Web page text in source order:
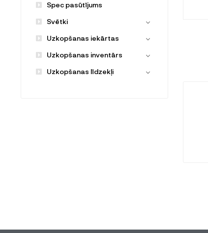
Spec pasūtījums
Svētki
Uzkopšanas iekārtas
Uzkopšanas inventārs
Uzkopšanas līdzekļi